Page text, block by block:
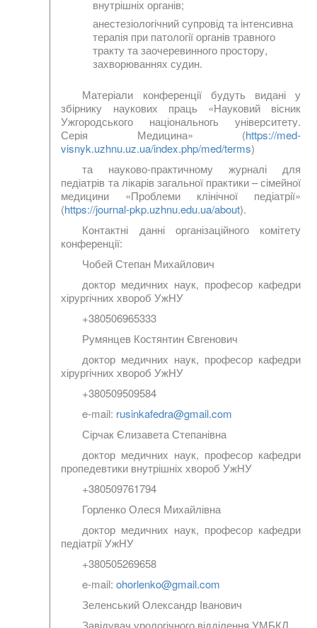
внутрішніх органів;
анестезіологічний супровід та інтенсивна
терапія при патології органів травного
тракту та заочеревинного простору,
захворюваннях судин.
Матеріали конференції будуть видані у
збірнику наукових праць «Науковий вісник
Ужгородського національногь університету.
Серія Медицина» (https://med-
visnyk.uzhnu.uz.ua/index.php/med/terms)
та науково-практичному журналі для
педіатрів та лікарів загальної практики – сімейної
медицини «Проблеми клінічної педіатрії»
(https://journal-pkp.uzhnu.edu.ua/about).
Контактні данні організаційного комітету
конференції:
Чобей Степан Михайлович
доктор медичних наук, професор кафедри
хірургічних хвороб УжНУ
+380506965333
Румянцев Костянтин Євгенович
доктор медичних наук, професор кафедри
хірургічних хвороб УжНУ
+380509509584
e-mail: rusinkafedra@gmail.com
Сірчак Єлизавета Степанівна
доктор медичних наук, професор кафедри
пропедевтики внутрішніх хвороб УжНУ
+380509761794
Горленко Олеся Михайлівна
доктор медичних наук, професор кафедри
педіатрії УжНУ
+380505269658
e-mail:ohorlenko@gmail.com
Зеленський Олександр Іванович
Завідувач урологічного відділення УМБКЛ